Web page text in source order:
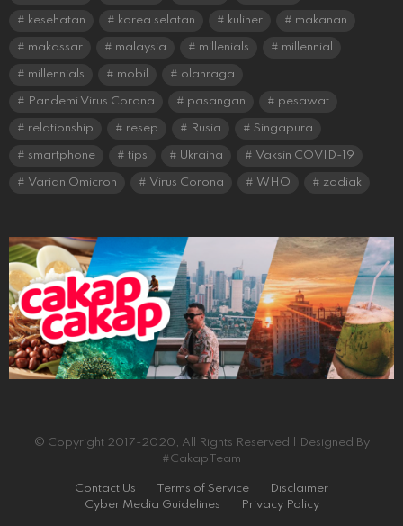
kesehatan korea selatan kuliner makanan
makassar malaysia millenials millennial
millennials mobil olahraga
Pandemi Virus Corona pasangan pesawat
relationship resep Rusia Singapura
smartphone tips Ukraina Vaksin COVID-19
Varian Omicron Virus Corona WHO zodiak
© Copyright 2017-2020, All Rights Reserved | Designed By
#CakapTeam
Contact Us Terms of Service
Disclaimer
Cyber Media Guidelines
Privacy Policy